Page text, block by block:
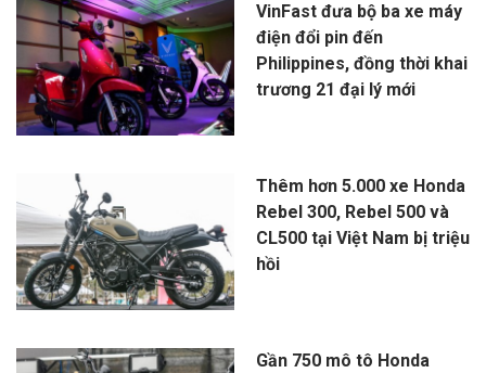
VinFast đưa bộ ba xe máy
điện đổi pin đến
Philippines, đồng thời khai
trương 21 đại lý mới
Thêm hơn 5.000 xe Honda
Rebel 300, Rebel 500 và
CL500 tại Việt Nam bị triệu
hồi
Gần 750 mô tô Honda